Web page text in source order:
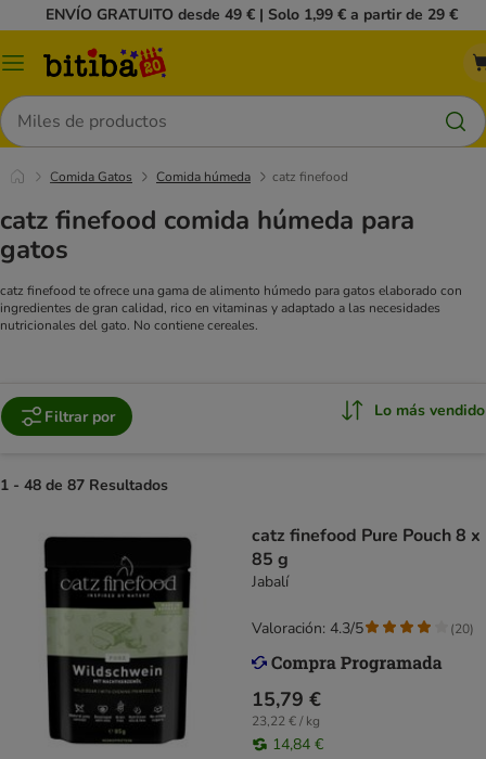
ENVÍO GRATUITO desde 49 € | Solo 1,99 € a partir de 29 €
Menú
Buscar
Comida Gatos Comida húmeda catz finefood
catz finefood comida húmeda para
gatos
catz finefood te ofrece una gama de alimento húmedo para gatos elaborado con
ingredientes de gran calidad, rico en vitaminas y adaptado a las necesidades
nutricionales del gato. No contiene cereales.
Filtrar por Lo más vendido
1 - 48 de 87 Resultados
catz finefood Pure Pouch 8 x
85 g
Jabalí
15,79 €
23,22 € / kg
14,84 €
Valoración: 4.3/5 (20)